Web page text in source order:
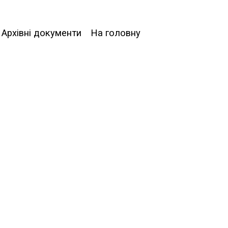
Архівні документи На головну